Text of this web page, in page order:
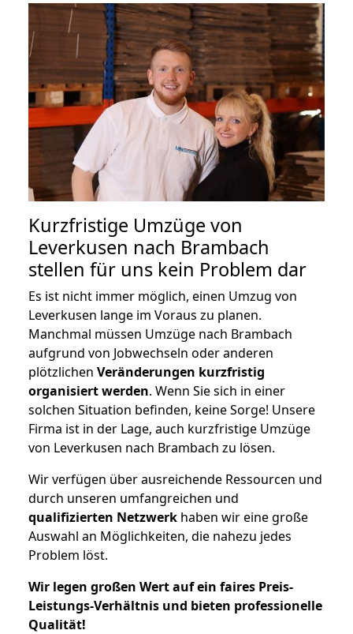
Kurzfristige Umzüge von
Leverkusen nach Brambach
stellen für uns kein Problem dar
Es ist nicht immer möglich, einen Umzug von
Leverkusen lange im Voraus zu planen.
Manchmal müssen Umzüge nach Brambach
aufgrund von Jobwechseln oder anderen
plötzlichen Veränderungen kurzfristig
organisiert werden. Wenn Sie sich in einer
solchen Situation befinden, keine Sorge! Unsere
Firma ist in der Lage, auch kurzfristige Umzüge
von Leverkusen nach Brambach zu lösen.
Wir verfügen über ausreichende Ressourcen und
durch unseren umfangreichen und
qualifizierten Netzwerk haben wir eine große
Auswahl an Möglichkeiten, die nahezu jedes
Problem löst.
Wir legen großen Wert auf ein faires Preis-
Leistungs-Verhältnis und bieten professionelle
Qualität!